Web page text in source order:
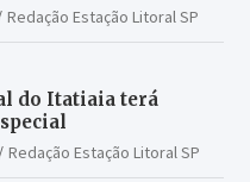
Redação Estação Litoral SP
do Itatiaia terá
Redação Estação Litoral SP